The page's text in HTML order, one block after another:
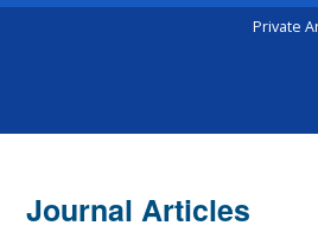
Private
Journal Articles